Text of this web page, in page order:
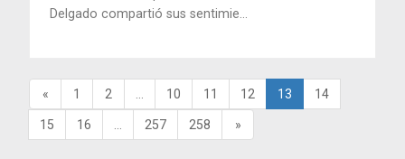
Delgado compartió sus sentimie...
« 1 2 10 11 12 13 14
15 16 257 258 »